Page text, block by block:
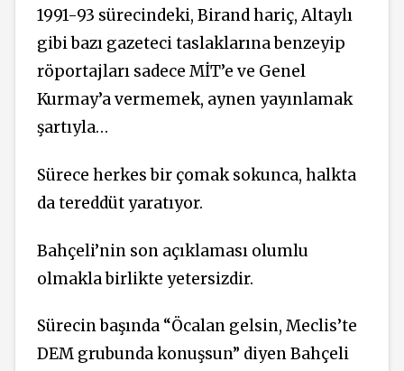
1991-93 sürecindeki, Birand hariç, Altaylı
gibi bazı gazeteci taslaklarına benzeyip
röportajları sadece MİT’e ve Genel
Kurmay’a vermemek, aynen yayınlamak
şartıyla…
Sürece herkes bir çomak sokunca, halkta
da tereddüt yaratıyor.
Bahçeli’nin son açıklaması olumlu
olmakla birlikte yetersizdir.
Sürecin başında “Öcalan gelsin, Meclis’te
DEM grubunda konuşsun” diyen Bahçeli